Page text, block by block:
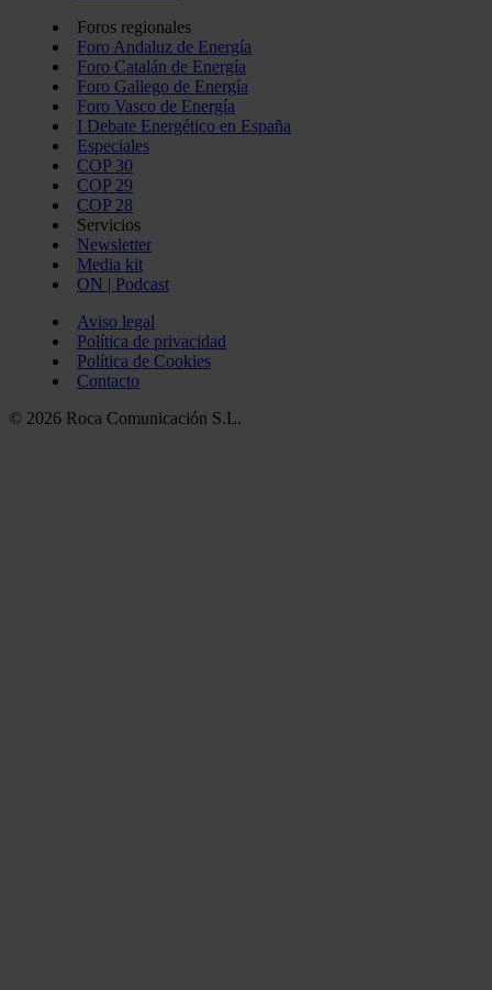
Foros regionales
Foro Andaluz de Energía
Foro Catalán de Energía
Foro Gallego de Energía
Foro Vasco de Energía
I Debate Energético en España
Especiales
COP 30
COP 29
COP 28
Servicios
Newsletter
Media kit
ON | Podcast
Aviso legal
Política de privacidad
Política de Cookies
Contacto
© 2026 Roca Comunicación S.L.